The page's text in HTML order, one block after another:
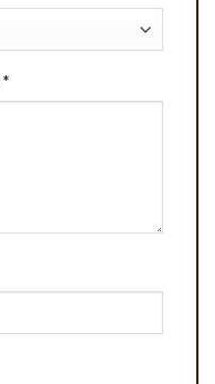
*